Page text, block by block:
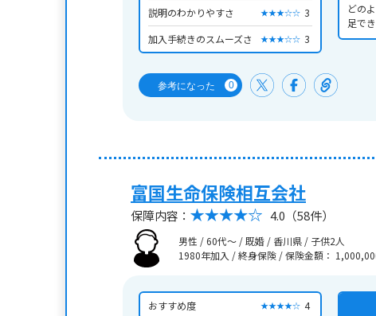
説明のわかりやすさ
★★★☆☆ 3
加入手続きのスムーズさ
★★★☆☆ 3
どの
足で
参考になった 0
富国生命保険相互会社
保障内容： 4.0 （58件）
男性 / 60代～ / 既婚 / 香川県 / 子供2人
1980年加入 / 終身保険 /保険金額：
おすすめ度 ★★★★☆ 4